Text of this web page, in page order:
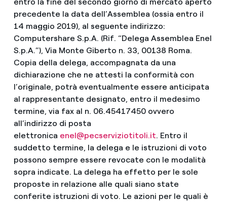
entro la fine del secondo giorno di mercato aperto
precedente la data dell’Assemblea (ossia entro il
14 maggio 2019), al seguente indirizzo:
Computershare S.p.A. (Rif. “Delega Assemblea Enel
S.p.A.”), Via Monte Giberto n. 33, 00138 Roma.
Copia della delega, accompagnata da una
dichiarazione che ne attesti la conformità con
l’originale, potrà eventualmente essere anticipata
al rappresentante designato, entro il medesimo
termine, via fax al n. 06.45417450 ovvero
all’indirizzo di posta
elettronica enel@pecserviziotitoli.it. Entro il
suddetto termine, la delega e le istruzioni di voto
possono sempre essere revocate con le modalità
sopra indicate. La delega ha effetto per le sole
proposte in relazione alle quali siano state
conferite istruzioni di voto. Le azioni per le quali è